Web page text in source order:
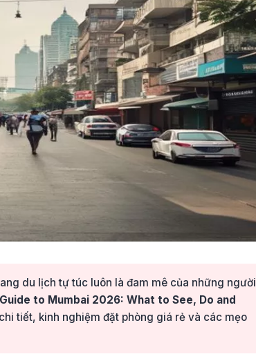
du lịch tự túc luôn là đam mê của những người
to Mumbai 2026: What to See, Do and
tiết, kinh nghiệm đặt phòng giá rẻ và các mẹo